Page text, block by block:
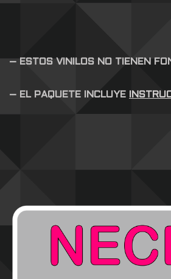
– ESTOS VINILOS NO TIENEN
– EL PAQUETE INCLUYE